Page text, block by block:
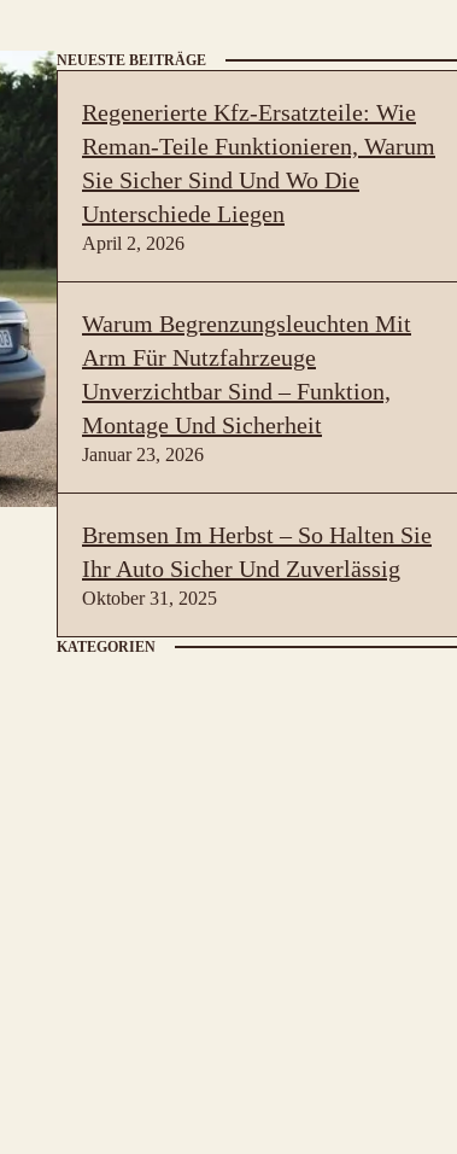
NEUESTE BEITRÄGE
Regenerierte Kfz-Ersatzteile: Wie
Reman-Teile Funktionieren, Warum
Sie Sicher Sind Und Wo Die
Unterschiede Liegen
April 2, 2026
Warum Begrenzungsleuchten Mit
Arm Für Nutzfahrzeuge
Unverzichtbar Sind – Funktion,
Montage Und Sicherheit
Januar 23, 2026
Bremsen Im Herbst – So Halten Sie
Ihr Auto Sicher Und Zuverlässig
Oktober 31, 2025
KATEGORIEN